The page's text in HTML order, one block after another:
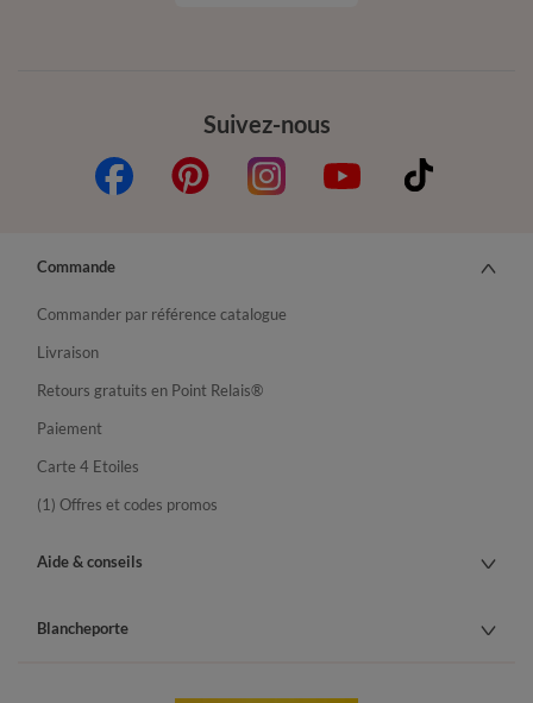
Suivez-nous
Commande
Commander par référence catalogue
Livraison
Retours gratuits en Point Relais®
Paiement
Carte 4 Etoiles
(1) Offres et codes promos
Aide & conseils
Blancheporte